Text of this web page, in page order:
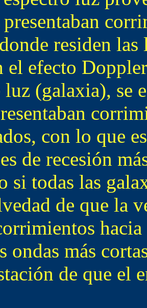
presentaban
residen
el efecto
(galaxia), se
con lo que
de recesión
si todas las
de que la
ondas más
de que el